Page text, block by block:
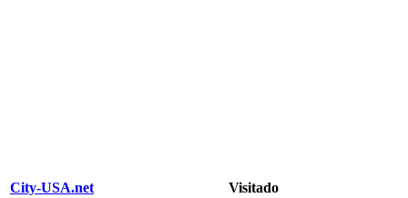
City-USA.net
Visitado